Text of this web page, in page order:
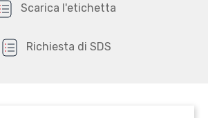
Scarica l'etichetta
Richiesta di SDS